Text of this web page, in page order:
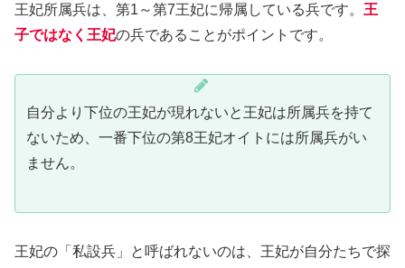
王妃所属兵は、第1～第7王妃に帰属している兵です。 王
子ではなく王妃の兵であることがポイントです。
自分より下位の王妃が現れないと王妃は所属兵を持て
ないため、一番下位の第8王妃オイトには所属兵がい
ません。
王妃の「私設兵」と呼ばれないのは、王妃が自分たちで探